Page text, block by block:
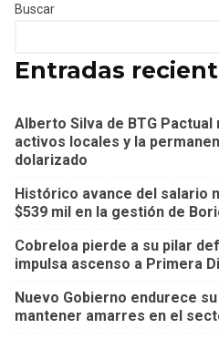
Buscar
Entradas
Alberto Silva de BTG
activos locales y la
dolarizado
Histórico avance del salario
$539 mil en la gestión de
Cobreloa pierde a su pilar
impulsa ascenso a Primera
Nuevo Gobierno endurece
mantener amarres en el